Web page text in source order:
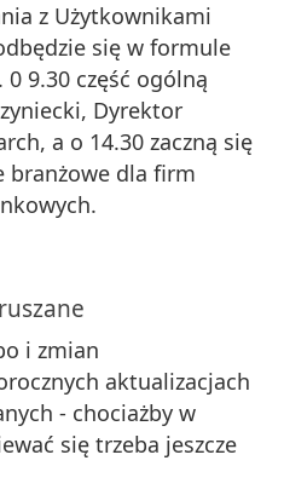
z Użytkownikami
się w formule
9.30 część ogólną
Dyrektor
a o 14.30 zaczną się
branżowe dla firm
i zmian
aktualizacjach
- chociażby w
się trzeba jeszcze